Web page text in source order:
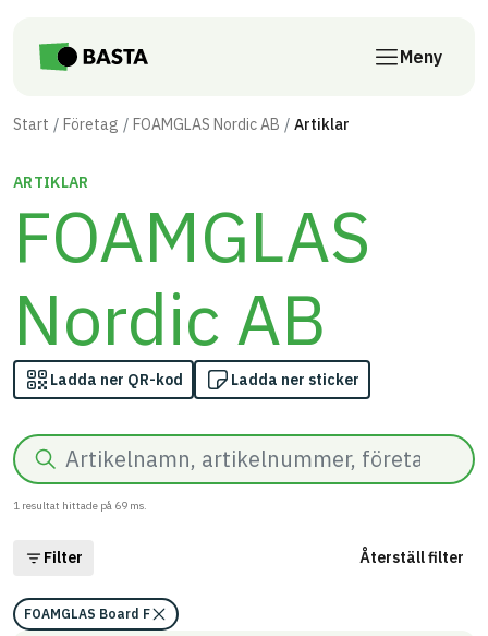
Meny
Start Företag FOAMGLAS Nordic AB Artiklar
ARTIKLAR
FOAMGLAS
Nordic AB
Ladda ner QR-kod Ladda ner sticker
Sök
1 resultat hittade på 69 ms.
Filter Återställ filter
FOAMGLAS Board F